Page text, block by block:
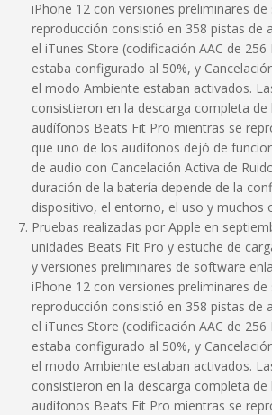
iPhone 12 con versiones preliminares
reproducción consistió en 358 pistas de
el iTunes Store (codificación AAC de 256
estaba configurado al 50%, y
el modo Ambiente estaban activados.
consistieron en la descarga completa de
audífonos Beats Fit Pro mientras se
que uno de los audífonos dejó de
de audio con Cancelación Activa de
duración de la batería depende de la
dispositivo, el entorno, el uso y muchos
Pruebas realizadas por Apple en
unidades Beats Fit Pro y estuche de
y versiones preliminares de software
iPhone 12 con versiones preliminares
reproducción consistió en 358 pistas de
el iTunes Store (codificación AAC de 256
estaba configurado al 50%, y
el modo Ambiente estaban activados.
consistieron en la descarga completa de
audífonos Beats Fit Pro mientras se